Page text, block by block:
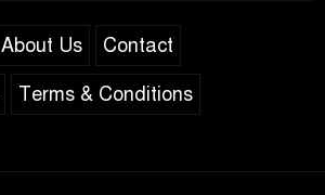
About Us Contact
Terms & Conditions